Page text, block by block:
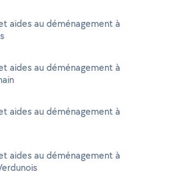
aides au déménagement à
aides au déménagement à
aides au déménagement à
aides au déménagement à